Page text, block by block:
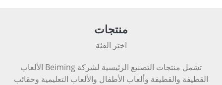
منتجات
اختر الفئة
تشمل منتجات التصنيع الرئيسية لشركة Beiming الألعاب
القطيفة والقطيفة وألعاب الأطفال والألعاب التعليمية وحقائب